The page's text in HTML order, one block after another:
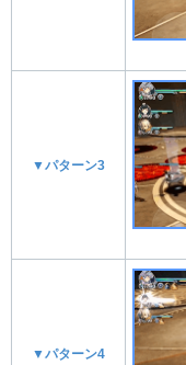
▼パターン3
▼パターン4